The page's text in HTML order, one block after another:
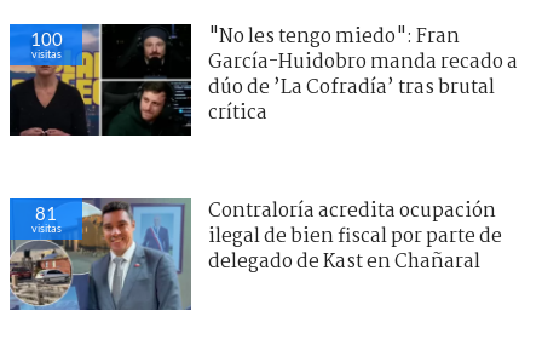
100
visitas
"No les tengo miedo": Fran
García-Huidobro manda recado a
dúo de ’La Cofradía’ tras brutal
crítica
81
visitas
Contraloría acredita ocupación
ilegal de bien fiscal por parte de
delegado de Kast en Chañaral